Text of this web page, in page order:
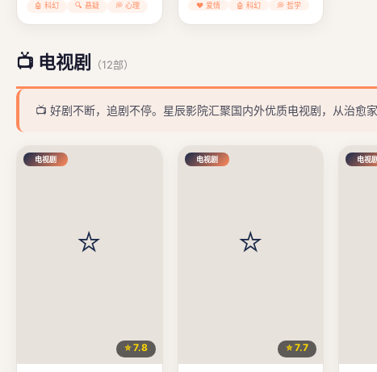
🤖 科幻 🔍 悬疑 💭 心理 ❤️ 爱情 🤖 科幻 💭 哲学
📺 电视剧 （12部）
📺 好剧不断，追剧不停。星辰影院汇聚国内外优质电视剧，从治愈
电视剧
⭐ 7.8
电视剧
⭐ 7.7
电视剧